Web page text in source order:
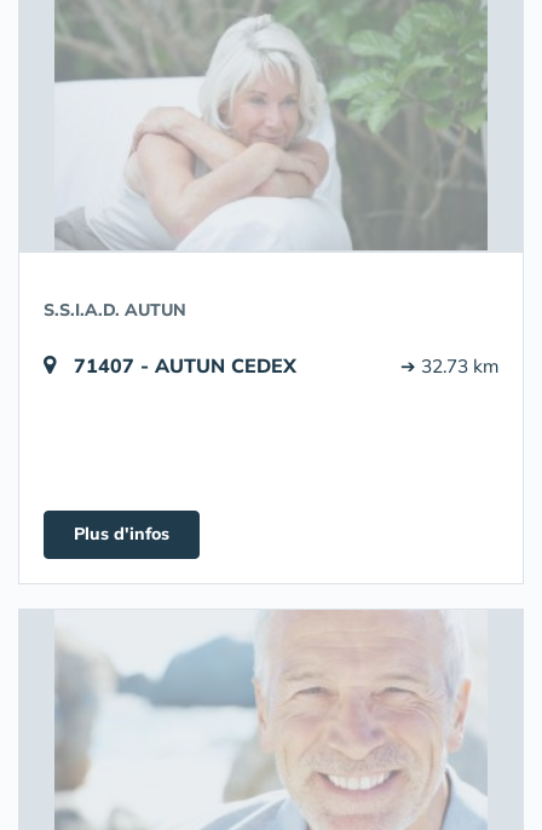
S.S.I.A.D. AUTUN
71407 - AUTUN CEDEX ➔ 32.73 km
Plus d'infos